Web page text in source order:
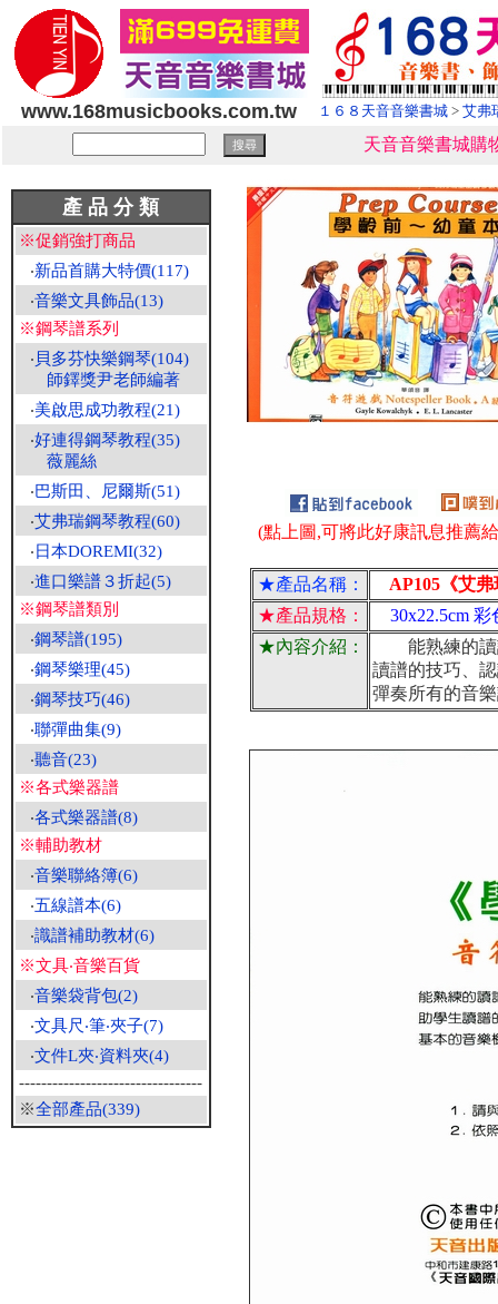
www.168musicbooks.com.tw １６８天音音樂書城 > 艾弗
天音音樂書城購
產 品 分 類
※促銷強打商品
‧新品首購大特價(117)
‧音樂文具飾品(13)
※鋼琴譜系列
‧ 貝多芬快樂鋼琴(104)
師鐸獎尹老師編著
‧美啟思成功教程(21)
‧好連得鋼琴教程(35)
薇麗絲
‧巴斯田、尼爾斯(51)
‧艾弗瑞鋼琴教程(60)
‧ 日本DOREMI(32)
‧進口樂譜３折起(5)
※鋼琴譜類別
‧鋼琴譜(195)
‧鋼琴樂理(45)
‧鋼琴技巧(46)
‧聯彈曲集(9)
‧聽音(23)
※各式樂器譜
‧各式樂器譜(8)
※輔助教材
‧音樂聯絡簿(6)
‧五線譜本(6)
‧識譜補助教材(6)
※文具‧音樂百貨
‧音樂袋背包(2)
‧文具尺‧筆‧夾子(7)
‧文件L夾‧資料夾(4)
---------------------------------
※全部產品(339)
(點上圖,可將此好康訊息推薦
★產品名稱：
AP105《艾弗
★產品規格：
30x22.5cm 彩
★內容介紹：
能熟練的讀
讀譜的技巧、
彈奏所有的音